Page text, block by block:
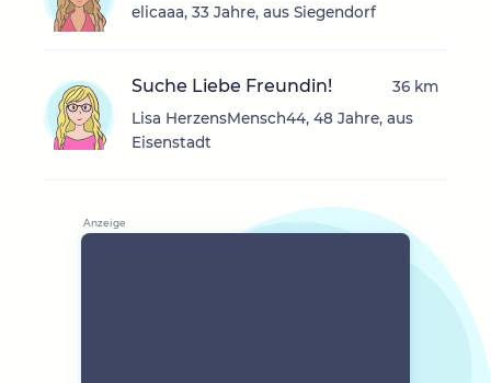
elicaaa, 33 Jahre, aus Siegendorf
Suche Liebe Freundin!
Lisa HerzensMensch44, 48 Jahre, aus
Eisenstadt
36 km